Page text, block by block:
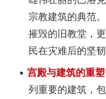
宗教建筑的典范
摧毁的旧教堂，
民在灾难后的坚韧
• 宫殿与建筑的重塑
列重要的建筑，